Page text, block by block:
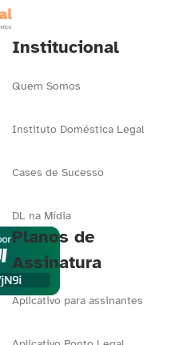
Institucional
Quem Somos
Instituto Doméstica Legal
Cases de Sucesso
DL na Mídia
Planos de
Assinatura
Aplicativo para assinantes